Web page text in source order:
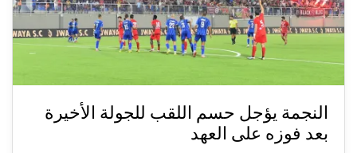
النجمة يؤجل حسم اللقب للجولة الأخيرة
بعد فوزه على العهد